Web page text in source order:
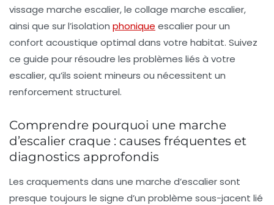
vissage marche escalier, le collage marche escalier,
ainsi que sur l’isolation phonique escalier pour un
confort acoustique optimal dans votre habitat. Suivez
ce guide pour résoudre les problèmes liés à votre
escalier, qu’ils soient mineurs ou nécessitent un
renforcement structurel.
Comprendre pourquoi une marche
d’escalier craque : causes fréquentes et
diagnostics approfondis
Les craquements dans une marche d’escalier sont
presque toujours le signe d’un problème sous-jacent lié